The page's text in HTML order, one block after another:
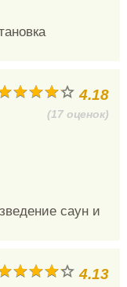
4.18
(17 оценок)
саун и
4.13